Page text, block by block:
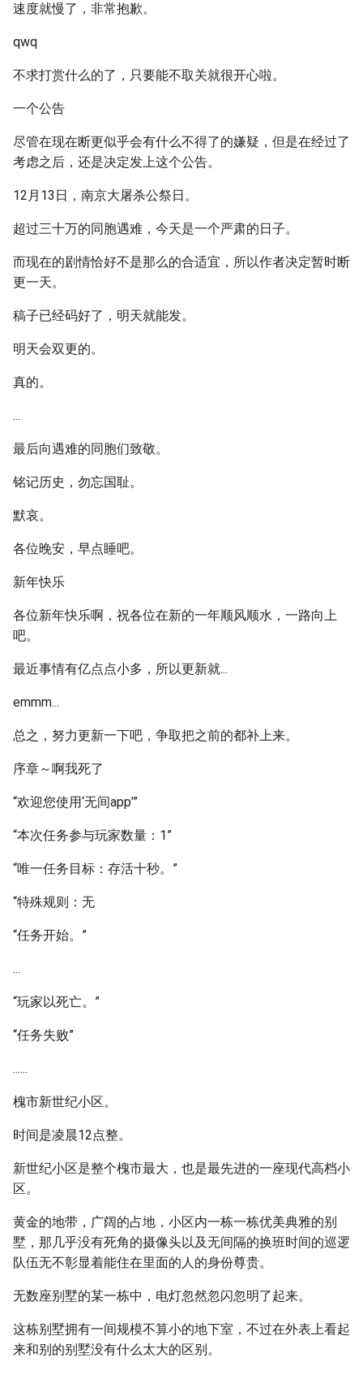
速度就慢了，非常抱歉。
qwq
不求打赏什么的了，只要能不取关就很开心啦。
一个公告
尽管在现在断更似乎会有什么不得了的嫌疑，但是在经过了
考虑之后，还是决定发上这个公告。
12月13日，南京大屠杀公祭日。
超过三十万的同胞遇难，今天是一个严肃的日子。
而现在的剧情恰好不是那么的合适宜，所以作者决定暂时断
更一天。
稿子已经码好了，明天就能发。
明天会双更的。
真的。
...
最后向遇难的同胞们致敬。
铭记历史，勿忘国耻。
默哀。
各位晚安，早点睡吧。
新年快乐
各位新年快乐啊，祝各位在新的一年顺风顺水，一路向上
吧。
最近事情有亿点点小多，所以更新就...
emmm...
总之，努力更新一下吧，争取把之前的都补上来。
序章～啊我死了
“欢迎您使用‘无间app’”
“本次任务参与玩家数量：1”
“唯一任务目标：存活十秒。”
“特殊规则：无
“任务开始。”
...
“玩家以死亡。”
“任务失败”
......
槐市新世纪小区。
时间是凌晨12点整。
新世纪小区是整个槐市最大，也是最先进的一座现代高档小
区。
黄金的地带，广阔的占地，小区内一栋一栋优美典雅的别
墅，那几乎没有死角的摄像头以及无间隔的换班时间的巡逻
队伍无不彰显着能住在里面的人的身份尊贵。
无数座别墅的某一栋中，电灯忽然忽闪忽明了起来。
这栋别墅拥有一间规模不算小的地下室，不过在外表上看起
来和别的别墅没有什么太大的区别。